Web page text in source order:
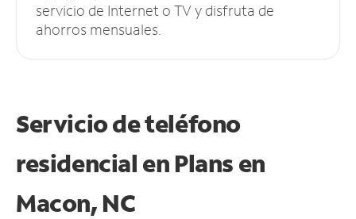
servicio de Internet o TV y disfruta de
ahorros mensuales.
Servicio de teléfono
residencial en Plans en
Macon, NC